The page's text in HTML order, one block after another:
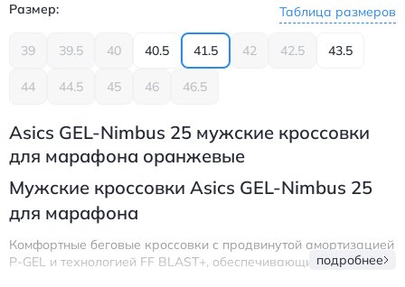
Размер: Таблица размеров
39 39.5 40 40.5 41.5 42 42.5 43.5
44 44.5 45 46 46.5
Asics GEL-Nimbus 25 мужские кроссовки
для марафона оранжевые
Мужские кроссовки Asics GEL-Nimbus 25
для марафона
Комфортные беговые кроссовки с продвинутой амортизацией
P-GEL и технологией FF BLAST+, обеспечивающие плавный
подробнее